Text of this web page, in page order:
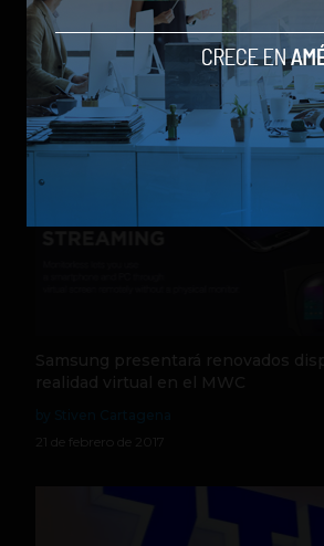
en tiempo real
by Stiven Cartagena
1 de marzo de 2017
Samsung presentará renovados
realidad virtual en el MWC
21 de febrero de 2017